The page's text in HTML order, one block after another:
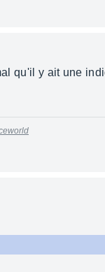
qu'il y ait une